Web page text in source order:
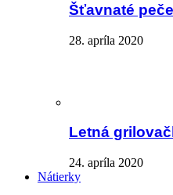
Šťavnaté
28. apríla 2020
Letná
24. apríla 2020
Nátierky